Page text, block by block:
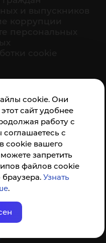
cookie. Они
сайт удобнее
работу с
с
cookie вашего
запретить
файлов cookie
браузера.Узнать
.
а так же по прямой
2001–2026